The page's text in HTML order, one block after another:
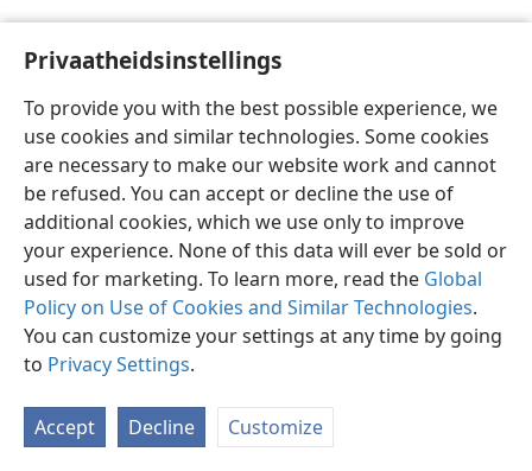
Privaatheidsinstellings
To provide you with the best possible experience, we
use cookies and similar technologies. Some cookies
are necessary to make our website work and cannot
be refused. You can accept or decline the use of
additional cookies, which we use only to improve
your experience. None of this data will ever be sold or
used for marketing. To learn more, read the Global
Policy on Use of Cookies and Similar Technologies.
You can customize your settings at any time by going
to Privacy Settings.
Accept Decline Customize
Afrikaans Voorkeure
Copyright© 2026 Watch Tower Bible and Tract Society of Pennsylvania
Privaatheidsbeleid
JW.ORG
Meld aan